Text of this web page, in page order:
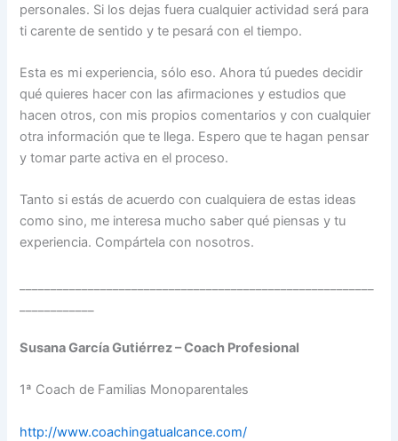
personales. Si los dejas fuera cualquier actividad será para
ti carente de sentido y te pesará con el tiempo.
Esta es mi experiencia, sólo eso. Ahora tú puedes decidir
qué quieres hacer con las afirmaciones y estudios que
hacen otros, con mis propios comentarios y con cualquier
otra información que te llega. Espero que te hagan pensar
y tomar parte activa en el proceso.
Tanto si estás de acuerdo con cualquiera de estas ideas
como sino, me interesa mucho saber qué piensas y tu
experiencia. Compártela con nosotros.
Susana García Gutiérrez – Coach Profesional
1ª Coach de Familias Monoparentales
http://www.coachingatualcance.com/